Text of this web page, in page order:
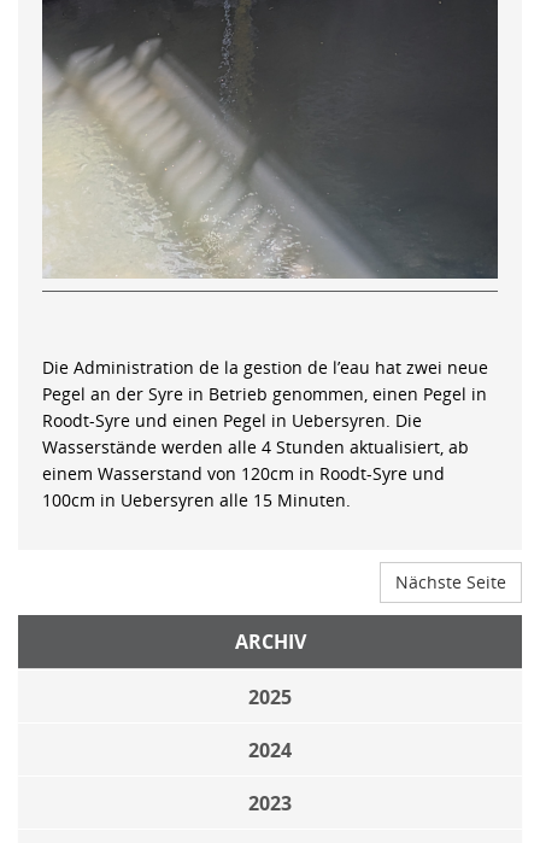
Die Administration de la gestion de l’eau hat zwei neue
Pegel an der Syre in Betrieb genommen, einen Pegel in
Roodt-Syre und einen Pegel in Uebersyren. Die
Wasserstände werden alle 4 Stunden aktualisiert, ab
einem Wasserstand von 120cm in Roodt-Syre und
100cm in Uebersyren alle 15 Minuten.
Nächste Seite
ARCHIV
2025
2024
2023